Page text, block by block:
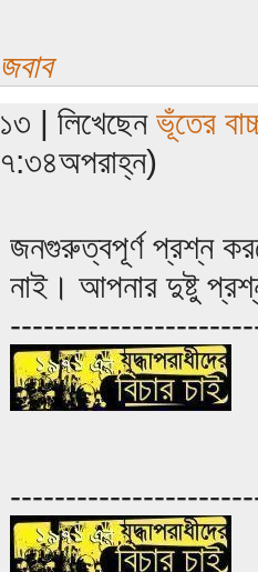
জবাব
১৩ | লিখেছেন ভূঁতের
৭:৩৪অপরাহ্ন)
জনগুরুত্বপূর্ণ প্রশ্ন
নাই। আপনার দুষ্টু